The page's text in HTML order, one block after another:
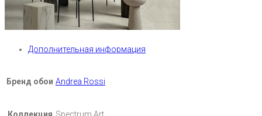
Дополнительная информация
Бренд обои Andrea Rossi